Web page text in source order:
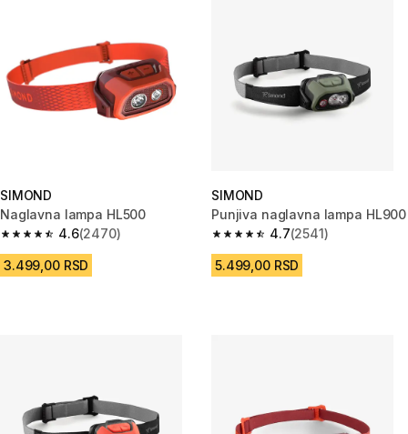
SIMOND
Naglavna lampa HL500
4.6
4.6 od 5 zvezdica from 2470 Recenzije
(2470)
3.499,00 RSD
SIMOND
Punjiva naglavna lampa HL900
4.7
4.7 od 5 zvezdica from 2541
(2541)
5.499,00 RSD